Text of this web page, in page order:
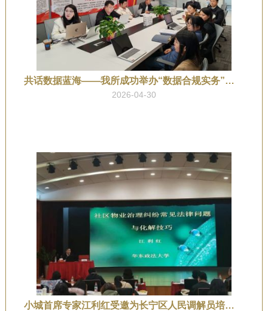
共话数据蓝海——我所成功举办“数据合规实务”专题培训会
2026-04-30
小城首席专家江利红受邀为长宁区人民调解员培训班授课